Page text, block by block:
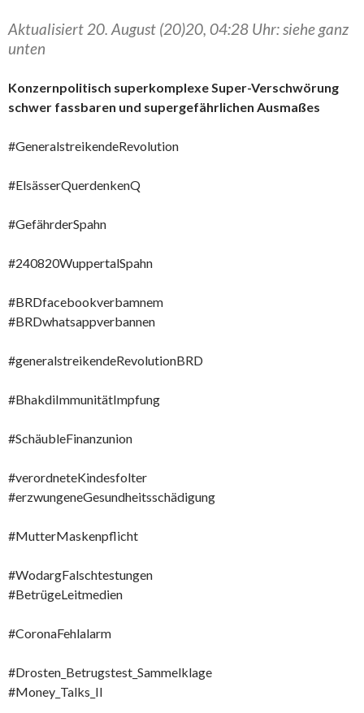
Aktualisiert 20. August (20)20, 04:28 Uhr: siehe ganz
unten
Konzernpolitisch superkomplexe Super-Verschwörung
schwer fassbaren und supergefährlichen Ausmaßes
#GeneralstreikendeRevolution
#ElsässerQuerdenkenQ
#GefährderSpahn
#240820WuppertalSpahn
#BRDfacebookverbamnem
#BRDwhatsappverbannen
#generalstreikendeRevolutionBRD
#BhakdiImmunitätImpfung
#SchäubleFinanzunion
#verordneteKindesfolter
#erzwungeneGesundheitsschädigung
#MutterMaskenpflicht
#WodargFalschtestungen
#BetrügeLeitmedien
#CoronaFehlalarm
#Drosten_Betrugstest_Sammelklage
#Money_Talks_II